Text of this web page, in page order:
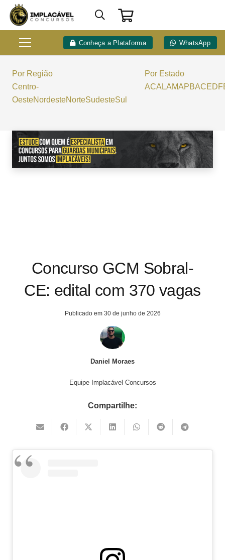
Conheça a Plataforma WhatsApp
Por Região
Centro-
OesteNordesteNorteSudesteSul
Por Estado
ACALAMAPBACEDF
Concurso GCM Sobral-
CE: edital com 370 vagas
Publicado em 30 de junho de 2026
Daniel Moraes
Equipe Implacável Concursos
Compartilhe: